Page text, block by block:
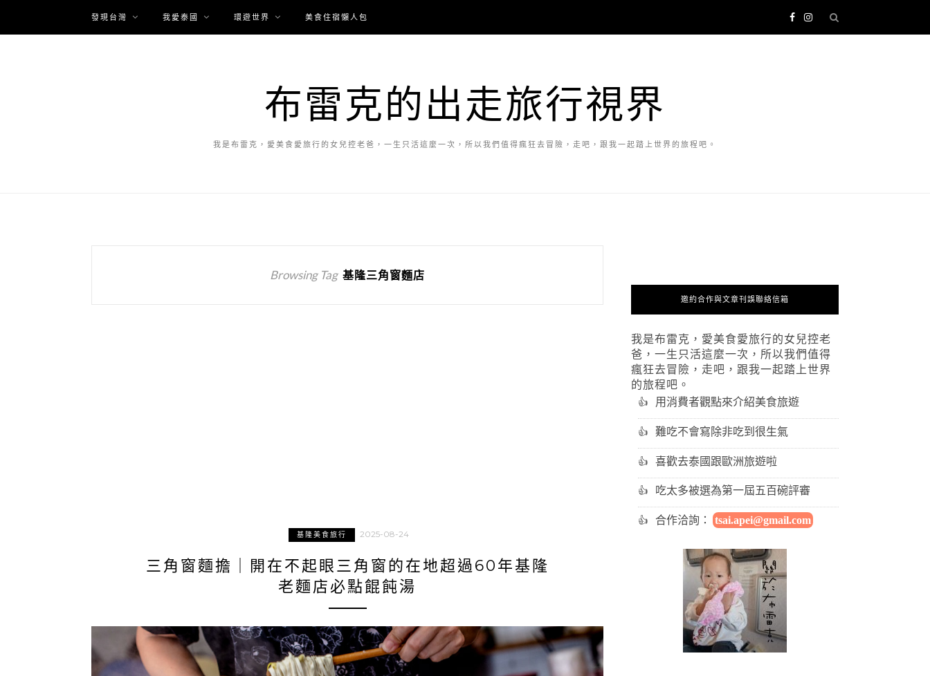
發現台灣 我愛泰國 環遊世界 美食住宿懶人包
布雷克的出走旅行視界
我是布雷克，愛美食愛旅行的女兒控老爸，一生只活這麼一次，所以我們值得瘋狂去冒險，走吧，跟我一起踏上世界的旅程吧。
Browsing Tag 基隆三角窗麵店
基隆美食旅行 2025-08-24
三角窗麵擔｜開在不起眼三角窗的在地超過60年基隆
老麵店必點餛飩湯
邀約合作與文章刊誤聯絡信箱
我是布雷克，愛美食愛旅行的女兒控老
爸，一生只活這麼一次，所以我們值得
瘋狂去冒險，走吧，跟我一起踏上世界
的旅程吧。
用消費者觀點來介紹美食旅遊
難吃不會寫除非吃到很生氣
喜歡去泰國跟歐洲旅遊啦
吃太多被選為第一屆五百碗評審
合作洽詢： tsai.apei@gmail.com